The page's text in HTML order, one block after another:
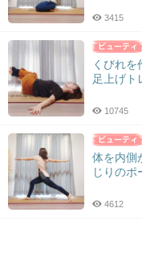
3415
くびれを
足上げト
10745
体を内側
じりのポ
4612